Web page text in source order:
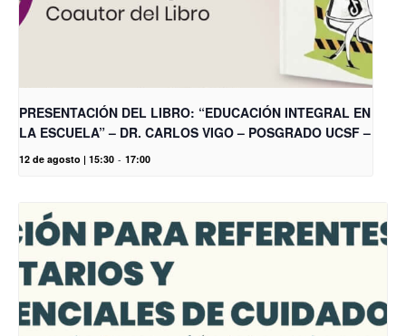
PRESENTACIÓN DEL LIBRO: “EDUCACIÓN INTEGRAL EN
LA ESCUELA” – DR. CARLOS VIGO – POSGRADO UCSF –
12 de agosto | 15:30 - 17:00